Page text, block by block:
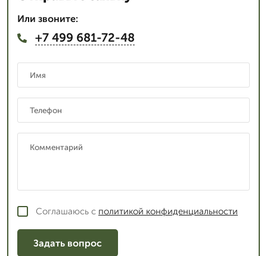
Или звоните:
+7 499 681-72-48
Соглашаюсь с политикой конфиденциальности
Задать вопрос